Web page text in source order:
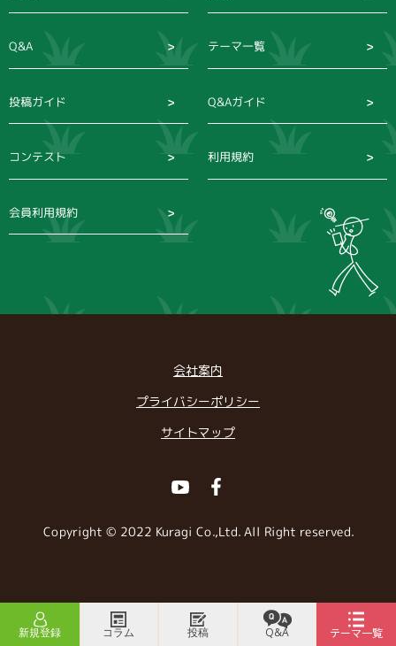
新規登録 コラム 投稿 Q&A テーマ一覧
Q&A テーマ一覧
投稿ガイド Q&Aガイド
コンテスト 利用規約
会員利用規約
会社案内
プライバシーポリシー
サイトマップ
YoutubeFacebook
Copyright © 2022 Kuragi Co.,Ltd. All Right reserved.